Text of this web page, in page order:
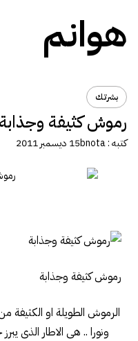
هوانم
بشرتك
رموش كثيفة وجذابة
كتبه :bnota15 ديسمبر 2011
رموش كثيفة وجذابة
الرموش الطويلة او الكثيفة
ونورا .. هى الاطار الذى